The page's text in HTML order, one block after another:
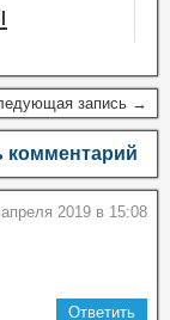
запись →
комментарий
2019 в 15:08
Ответить